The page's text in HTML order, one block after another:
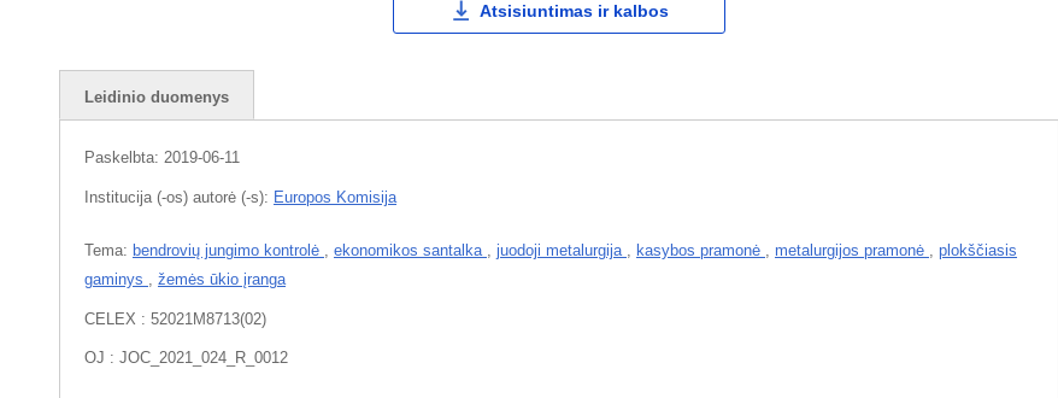
Atsisiuntimas ir kalbos
Leidinio duomenys
Paskelbta: 2019-06-11
Institucija (-os) autorė (-s): Europos Komisija
Tema: bendrovių jungimo kontrolė , ekonomikos santalka , juodoji metalurgija , kasybos pramonė , metalurgijos pramonė , plokščiasis
gaminys , žemės ūkio įranga
CELEX : 52021M8713(02)
OJ : JOC_2021_024_R_0012